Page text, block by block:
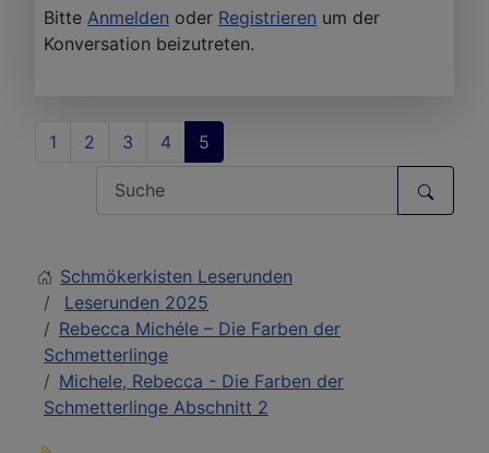
Bitte Anmelden oder Registrieren um der
Konversation beizutreten.
1 2 3 4 5
Schmökerkisten Leserunden
Leserunden 2025
Rebecca Michéle – Die Farben der
Schmetterlinge
Michele, Rebecca - Die Farben der
Schmetterlinge Abschnitt 2